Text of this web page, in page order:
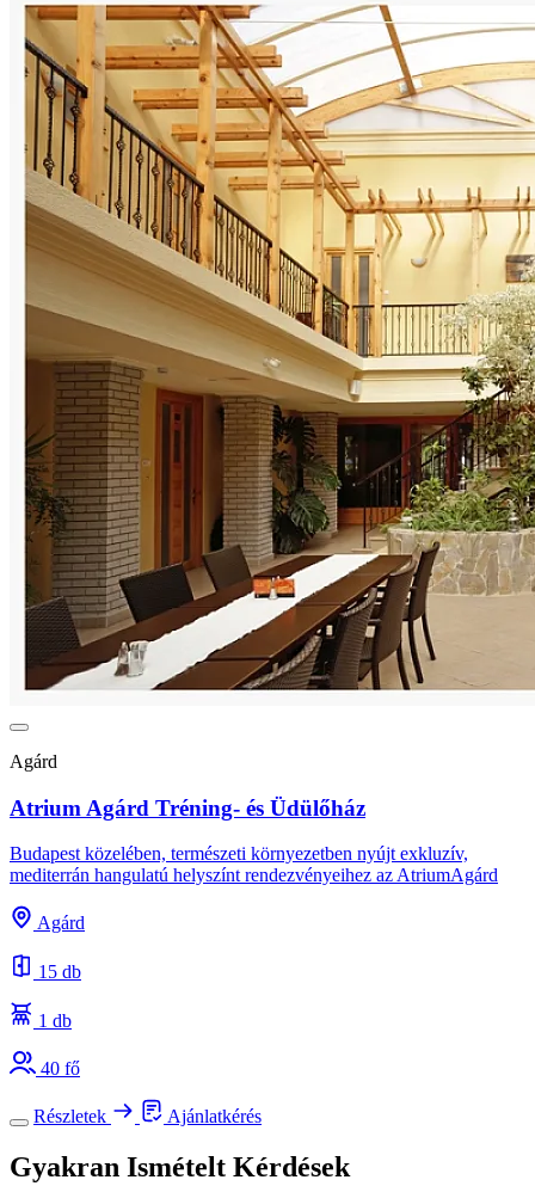
Agárd
Atrium Agárd Tréning- és Üdülőház
Budapest közelében, természeti környezetben nyújt exkluzív,
mediterrán hangulatú helyszínt rendezvényeihez az AtriumAgárd
Agárd
15 db
1 db
40 fő
Részletek Ajánlatkérés
Gyakran Ismételt Kérdések